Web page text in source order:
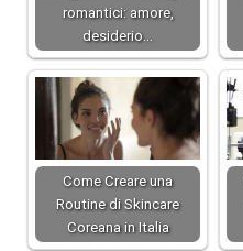
romantici: amore,
desiderio…
Come Creare una
Routine di Skincare
Coreana in Italia